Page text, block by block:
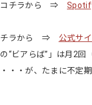
コチラから ⇒
チラから ⇒ 公式サ
“ビアらば”」は月2回
・・が、たまに不定